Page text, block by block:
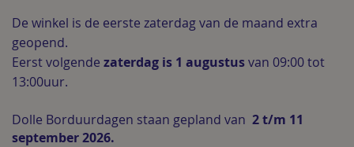
De winkel is de eerste zaterdag van de maand extra
geopend.
Eerst volgende zaterdag is 1 augustusvan 09:00 tot
13:00uur.
Dolle Borduurdagen staan gepland van 2 t/m 11
september 2026.